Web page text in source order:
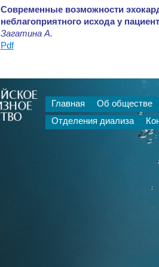
Современные возможности
неблагоприятного исхода у
Загатина А.
Pdf
Главная
Об обществе
Отделения диализа